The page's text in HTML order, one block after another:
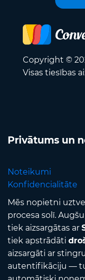
Copyright ©
Visas tiesības
Privātums un
Noteikumi
Konfidencialitāte
Mēs nopietni
procesa solī.
tiek aizsargātas ar
tiek apstrādāti
aizsargāti ar
autentifikāciju —